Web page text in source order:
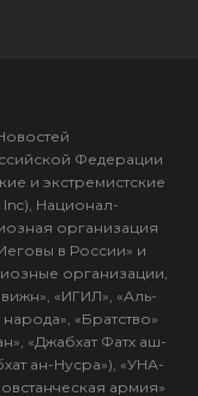
Федерации
и экстремистские
Inc), Национал-
организация
в России» и
организации,
«ИГИЛ», «Аль-
«Братство»
«Джабхат Фатх аш-
ан-Нусра»), «УНА-
армия»